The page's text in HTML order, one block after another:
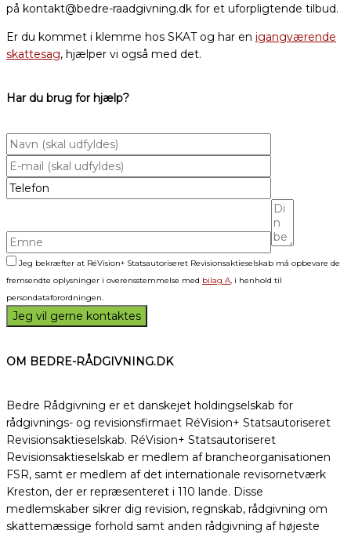
på kontakt@bedre-raadgivning.dk for et uforpligtende tilbud.
Er du kommet i klemme hos SKAT og har en igangværende
skattesag, hjælper vi også med det.
Har du brug for hjælp?
Jeg bekræfter at RéVision+ Statsautoriseret Revisionsaktieselskab må opbevare de
fremsendte oplysninger i overensstemmelse med bilag A, i henhold til
persondataforordningen.
OM BEDRE-RÅDGIVNING.DK
Bedre Rådgivning er et danskejet holdingselskab for
rådgivnings- og revisionsfirmaet RéVision+ Statsautoriseret
Revisionsaktieselskab. RéVision+ Statsautoriseret
Revisionsaktieselskab er medlem af brancheorganisationen
FSR, samt er medlem af det internationale revisornetværk
Kreston, der er repræsenteret i 110 lande. Disse
medlemskaber sikrer dig revision, regnskab, rådgivning om
skattemæssige forhold samt anden rådgivning af højeste